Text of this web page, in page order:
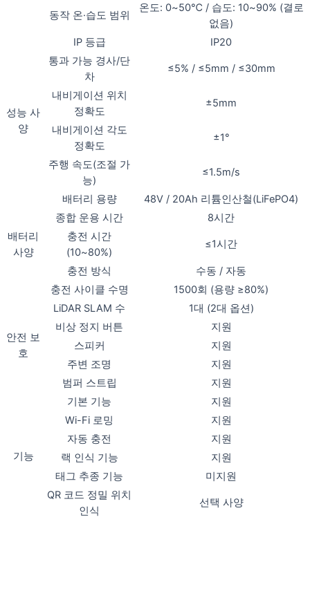
동작 온·습도 범위
온도: 0~50℃ / 습도: 10~90% (결로
없음)
IP 등급
IP20
성능 사
양
통과 가능 경사/단
차
≤5% / ≤5mm / ≤30mm
내비게이션 위치
정확도
±5mm
내비게이션 각도
정확도
±1°
주행 속도(조절 가
능)
≤1.5m/s
배터리
사양
배터리 용량
48V / 20Ah 리튬인산철(LiFePO4)
종합 운용 시간
8시간
충전 시간
(10~80%)
≤1시간
충전 방식
수동 / 자동
충전 사이클 수명
1500회 (용량 ≥80%)
안전 보
호
LiDAR SLAM 수
1대 (2대 옵션)
비상 정지 버튼
지원
스피커
지원
주변 조명
지원
범퍼 스트립
지원
기능
기본 기능
지원
Wi-Fi 로밍
지원
자동 충전
지원
랙 인식 기능
지원
태그 추종 기능
미지원
QR 코드 정밀 위치
인식
선택 사양